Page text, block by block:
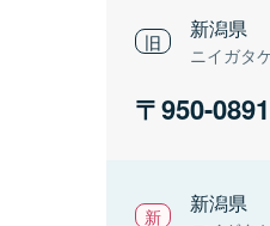
新潟県
ニイガタ
950-0891
新潟県